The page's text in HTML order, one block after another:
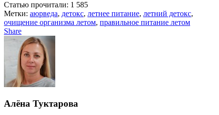
Статью прочитали: 1 585
Метки: аюрведа, детокс, летнее питание, летний детокс,
очищение организма летом, правильное питание летом
Share
Алёна Туктарова